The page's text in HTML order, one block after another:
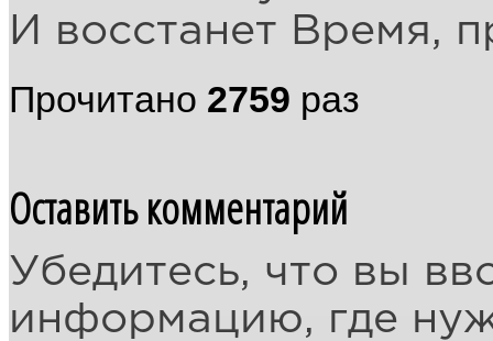
И восстанет Время,
Прочитано 2759 раз
Оставить комментарий
Убедитесь, что вы
информацию, где